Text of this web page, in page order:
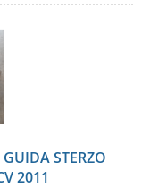
STERZO
2011